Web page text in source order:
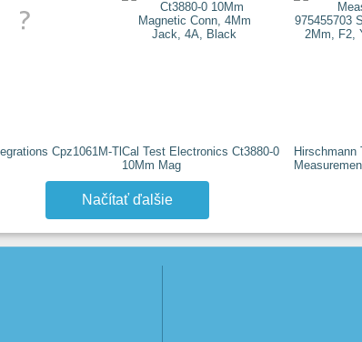
Cpz1061M-TlCal Test Electronics Ct3880-0
10Mm Mag
Hirschmann
Načítať ďalšie